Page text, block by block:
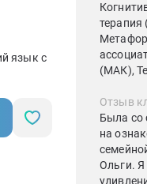
язык с
терапия
(МАК),
Отзыв
Была со
на
Ольги.